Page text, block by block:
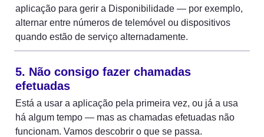
aplicação para gerir a Disponibilidade — por exemplo,
alternar entre números de telemóvel ou dispositivos
quando estão de serviço alternadamente.
5. Não consigo fazer chamadas
efetuadas
Está a usar a aplicação pela primeira vez, ou já a usa
há algum tempo — mas as chamadas efetuadas não
funcionam. Vamos descobrir o que se passa.